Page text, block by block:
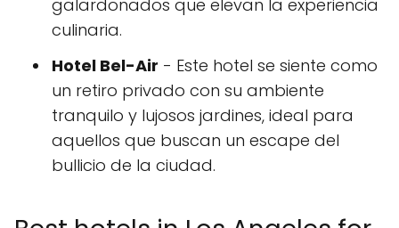
galardonados que elevan la experiencia
culinaria.
Hotel Bel-Air - Este hotel se siente como
un retiro privado con su ambiente
tranquilo y lujosos jardines, ideal para
aquellos que buscan un escape del
bullicio de la ciudad.